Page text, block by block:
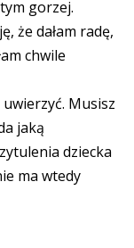
gorzej.
że dałam radę,
chwile
Musisz
jaką
dziecka
ma wtedy